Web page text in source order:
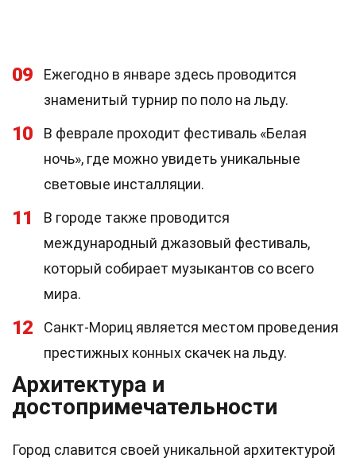
09
Ежегодно в январе здесь проводится
знаменитый турнир по поло на льду.
10
В феврале проходит фестиваль «Белая
ночь», где можно увидеть уникальные
световые инсталляции.
11
В городе также проводится
международный джазовый фестиваль,
который собирает музыкантов со всего
мира.
12
Санкт-Мориц является местом проведения
престижных конных скачек на льду.
Архитектура и
достопримечательности
Город славится своей уникальной архитектурой